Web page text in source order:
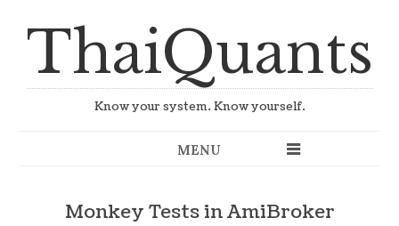
ThaiQuants
Know your system. Know yourself.
MENU
Monkey Tests in AmiBroker